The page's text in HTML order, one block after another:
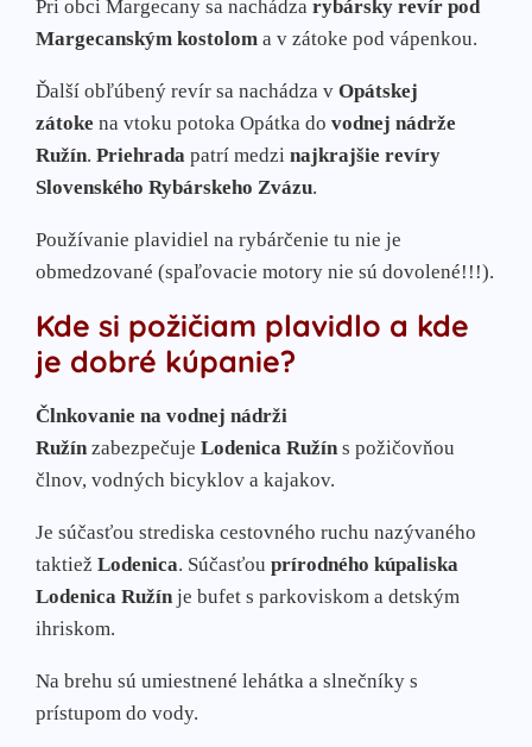
Pri obci Margecany sa nachádza rybársky revír pod
Margecanským kostolom a v zátoke pod vápenkou.
Ďalší obľúbený revír sa nachádza v Opátskej
zátoke na vtoku potoka Opátka do vodnej nádrže
Ružín. Priehrada patrí medzi najkrajšie revíry
Slovenského Rybárskeho Zvázu.
Používanie plavidiel na rybárčenie tu nie je
obmedzované (spaľovacie motory nie sú dovolené!!!).
Kde si požičiam plavidlo a kde
je dobré kúpanie?
Člnkovanie na vodnej nádrži
Ružínzabezpečuje Lodenica Ružíns požičovňou
člnov, vodných bicyklov a kajakov.
Je súčasťou strediska cestovného ruchu nazývaného
taktiež Lodenica. Súčasťou prírodného kúpaliska
Lodenica Ružínje bufet s parkoviskom a detským
ihriskom.
Na brehu sú umiestnené lehátka a slnečníky s
prístupom do vody.